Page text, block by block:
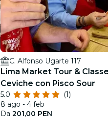
C. Alfonso Ugarte 117
Lima Market Tour &
Ceviche con Pisco Sour
5.0
(1)
8 ago - 4 feb
Da 201,00 PEN